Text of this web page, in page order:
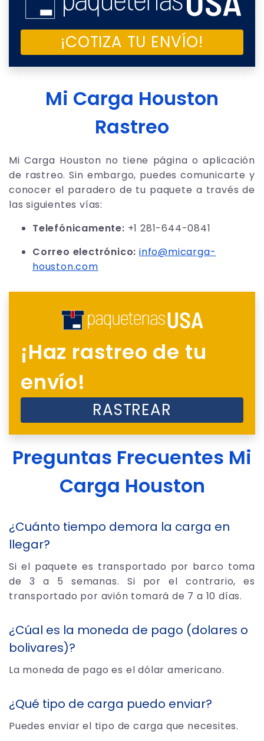
¡COTIZA TU ENVÍO!
Mi Carga Houston
Rastreo
Mi Carga Houston no tiene página o aplicación
de rastreo. Sin embargo, puedes comunicarte y
conocer el paradero de tu paquete a través de
las siguientes vías:
Telefónicamente: +1 281-644-0841
Correo electrónico: info@micarga-
houston.com
¡Haz rastreo de tu
envío!
RASTREAR
Preguntas Frecuentes Mi
Carga Houston
¿Cuánto tiempo demora la carga en
llegar?
Si el paquete es transportado por barco toma
de 3 a 5 semanas. Si por el contrario, es
transportado por avión tomará de 7 a 10 días.
¿Cúal es la moneda de pago (dolares o
bolivares)?
La moneda de pago es el dólar americano.
¿Qué tipo de carga puedo enviar?
Puedes enviar el tipo de carga que necesites.